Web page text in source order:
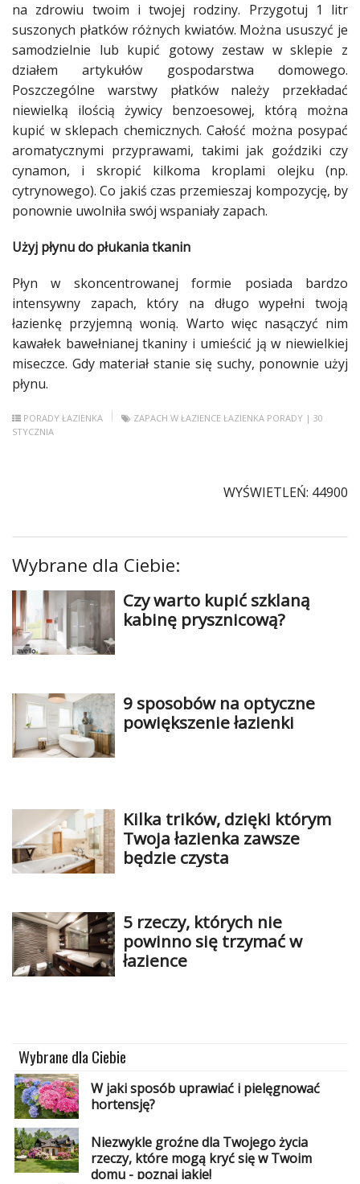
na zdrowiu twoim i twojej rodziny. Przygotuj 1 litr
suszonych płatków różnych kwiatów. Można ususzyć je
samodzielnie lub kupić gotowy zestaw w sklepie z
działem artykułów gospodarstwa domowego.
Poszczególne warstwy płatków należy przekładać
niewielką ilością żywicy benzoesowej, którą można
kupić w sklepach chemicznych. Całość można posypać
aromatycznymi przyprawami, takimi jak goździki czy
cynamon, i skropić kilkoma kroplami olejku (np.
cytrynowego). Co jakiś czas przemieszaj kompozycję, by
ponownie uwolniła swój wspaniały zapach.
Użyj płynu do płukania tkanin
Płyn w skoncentrowanej formie posiada bardzo
intensywny zapach, który na długo wypełni twoją
łazienkę przyjemną wonią. Warto więc nasączyć nim
kawałek bawełnianej tkaniny i umieścić ją w niewielkiej
miseczce. Gdy materiał stanie się suchy, ponownie użyj
płynu.
PORADY ŁAZIENKA ZAPACH W ŁAZIENCE ŁAZIENKA PORADY | 30
STYCZNIA
WYŚWIETLEŃ: 44900
Wybrane dla Ciebie:
Czy warto kupić szklaną
kabinę prysznicową?
9 sposobów na optyczne
powiększenie łazienki
Kilka trików, dzięki którym
Twoja łazienka zawsze
będzie czysta
5 rzeczy, których nie
powinno się trzymać w
łazience
Wybrane dla Ciebie
W jaki sposób uprawiać i pielęgnować
hortensję?
Niezwykle groźne dla Twojego życia
rzeczy, które mogą kryć się w Twoim
domu - poznaj jakie!